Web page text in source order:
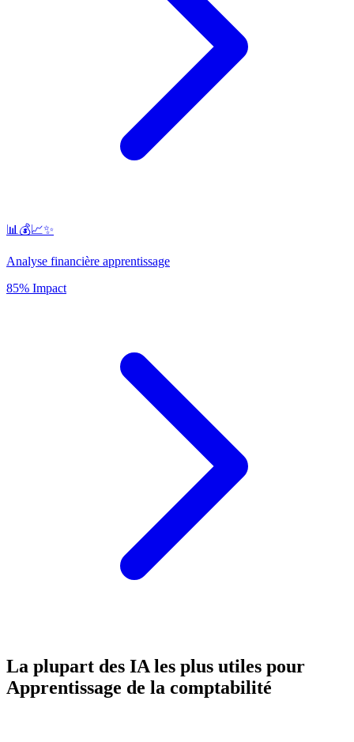
📊💰📈✨
Analyse financière apprentissage
85% Impact
La plupart des IA les plus utiles pour
Apprentissage de la comptabilité